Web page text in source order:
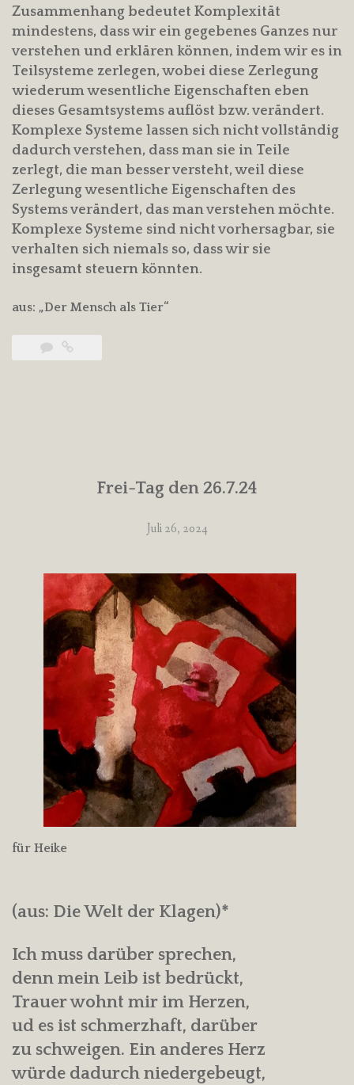
Zusammenhang bedeutet Komplexität
mindestens, dass wir ein gegebenes Ganzes nur
verstehen und erklären können, indem wir es in
Teilsysteme zerlegen, wobei diese Zerlegung
wiederum wesentliche Eigenschaften eben
dieses Gesamtsystems auflöst bzw. verändert.
Komplexe Systeme lassen sich nicht vollständig
dadurch verstehen, dass man sie in Teile
zerlegt, die man besser versteht, weil diese
Zerlegung wesentliche Eigenschaften des
Systems verändert, das man verstehen möchte.
Komplexe Systeme sind nicht vorhersagbar, sie
verhalten sich niemals so, dass wir sie
insgesamt steuern könnten.
aus: „Der Mensch als Tier“
Frei-Tag den 26.7.24
Juli 26, 2024
für Heike
(aus: Die Welt der Klagen)*
Ich muss darüber sprechen,
denn mein Leib ist bedrückt,
Trauer wohnt mir im Herzen,
ud es ist schmerzhaft, darüber
zu schweigen. Ein anderes Herz
würde dadurch niedergebeugt,